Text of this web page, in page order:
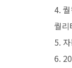
4.
퀄리
5.
6.